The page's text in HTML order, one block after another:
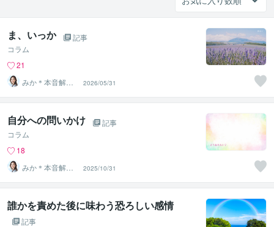
ま、いっか
記事
コラム
21
みか＊本音解放
サポーター
2026/05/31
自分への問いかけ
記事
コラム
18
みか＊本音解放
サポーター
2025/10/31
誰かを責めた後に味わう恐ろしい感情
記事